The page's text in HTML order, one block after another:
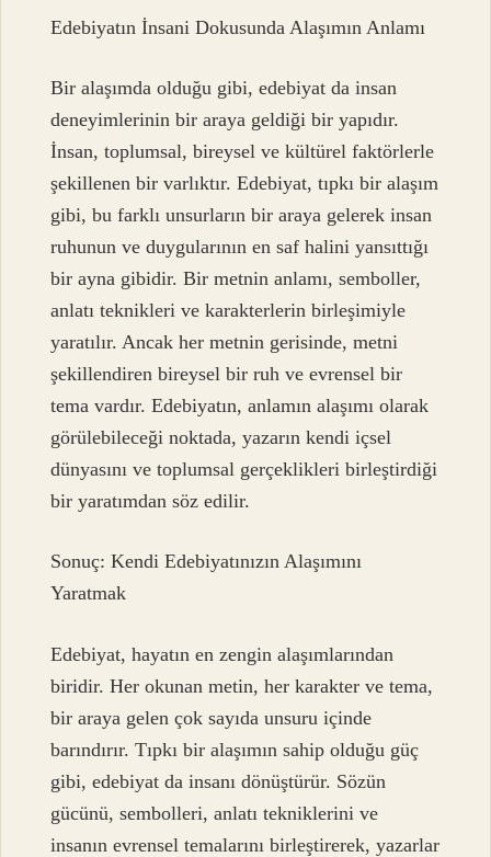
Edebiyatın İnsani Dokusunda Alaşımın Anlamı
Bir alaşımda olduğu gibi, edebiyat da insan
deneyimlerinin bir araya geldiği bir yapıdır.
İnsan, toplumsal, bireysel ve kültürel faktörlerle
şekillenen bir varlıktır. Edebiyat, tıpkı bir alaşım
gibi, bu farklı unsurların bir araya gelerek insan
ruhunun ve duygularının en saf halini yansıttığı
bir ayna gibidir. Bir metnin anlamı, semboller,
anlatı teknikleri ve karakterlerin birleşimiyle
yaratılır. Ancak her metnin gerisinde, metni
şekillendiren bireysel bir ruh ve evrensel bir
tema vardır. Edebiyatın, anlamın alaşımı olarak
görülebileceği noktada, yazarın kendi içsel
dünyasını ve toplumsal gerçeklikleri birleştirdiği
bir yaratımdan söz edilir.
Sonuç: Kendi Edebiyatınızın Alaşımını
Yaratmak
Edebiyat, hayatın en zengin alaşımlarından
biridir. Her okunan metin, her karakter ve tema,
bir araya gelen çok sayıda unsuru içinde
barındırır. Tıpkı bir alaşımın sahip olduğu güç
gibi, edebiyat da insanı dönüştürür. Sözün
gücünü, sembolleri, anlatı tekniklerini ve
insanın evrensel temalarını birleştirerek, yazarlar